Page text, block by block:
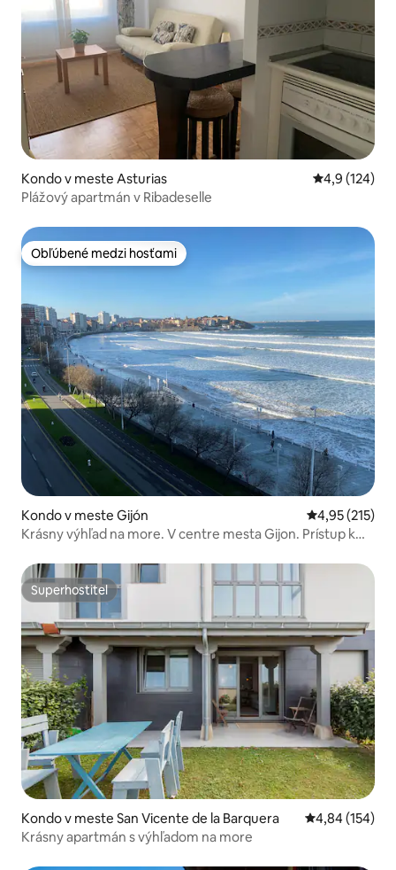
Kondo v meste Asturias Priemerné
4,9 (124)
Plážový apartmán v Ribadeselle
Obľúbené medzi hosťami
Obľúbené medzi hosťami
Kondo v meste Gijón Priemerné
4,95 (215)
Krásny výhľad na more. V centre mesta Gijon. Prístup k
Superhostiteľ
Superhostiteľ
Kondo v meste San Vicente de la Barquera Priemerné
4,84 (154)
Krásny apartmán s výhľadom na more